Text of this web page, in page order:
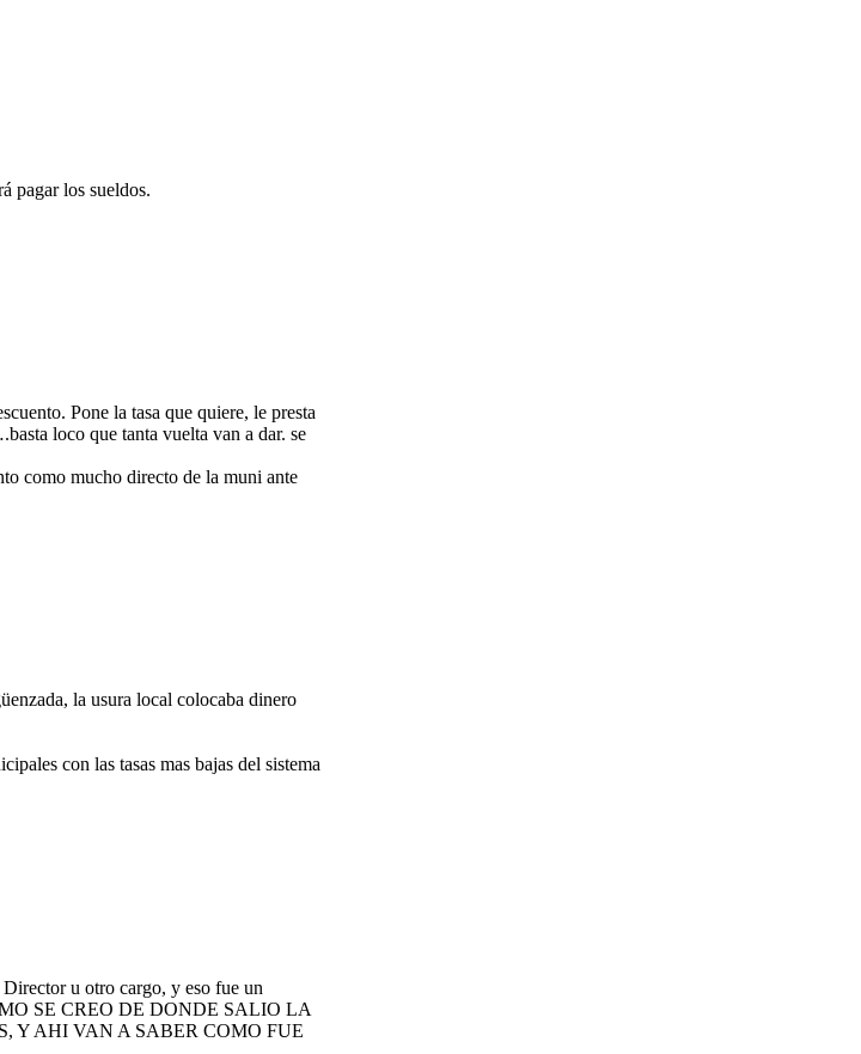
pagar los sueldos.
Pone la tasa que quiere, le presta
loco que tanta vuelta van a dar. se
como mucho directo de la muni ante
la usura local colocaba dinero
con las tasas mas bajas del sistema
u otro cargo, y eso fue un
SE CREO DE DONDE SALIO LA
Y AHI VAN A SABER COMO FUE